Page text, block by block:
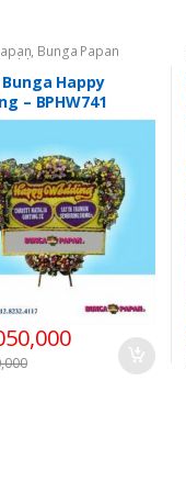
, Bunga Papan
Semua Bunga
Happy
– BPHW741